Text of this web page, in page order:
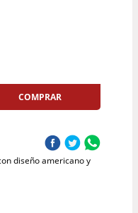
COMPRAR
diseño americano y